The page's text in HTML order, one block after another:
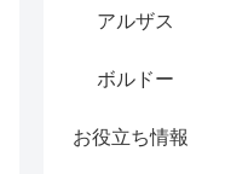
アルザス
ボルドー
お役立ち情報